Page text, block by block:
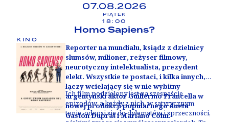
07.08.2026
PIĄTEK
18:00
Homo Sapiens?
KINO
Reporter na mundialu, ksiądz z dzielnicy
slumsów, milioner, reżyser filmowy,
neurotyczny intelektualista, prezydent
elekt. Wszystkie te postaci, i kilka innych,
łączy wcielający się w nie wybitny
argentyński aktor Guillermo Francella w
nowej produkcji popularnego duetu
Gastón Duprat i Mariano Cohn.
Ich film podzielony jest na szesnaście
epizodów, a każdy z nich, w satyrycznym
tonie, odnosi się do dylematów i sprzeczności,